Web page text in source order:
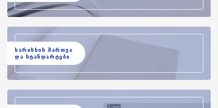
ხარისხის მართვა
და სტანდარტები